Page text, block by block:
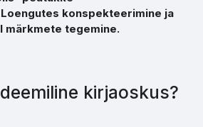
konspekteerimine ja
märkmete tegemine.
kirjaoskus?